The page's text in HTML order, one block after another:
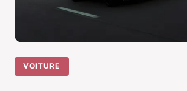
VOITURE